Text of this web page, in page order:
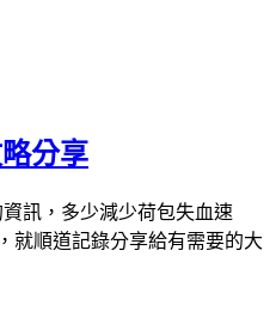
分享
訊，多少減少荷包失血速
就順道記錄分享給有需要的大